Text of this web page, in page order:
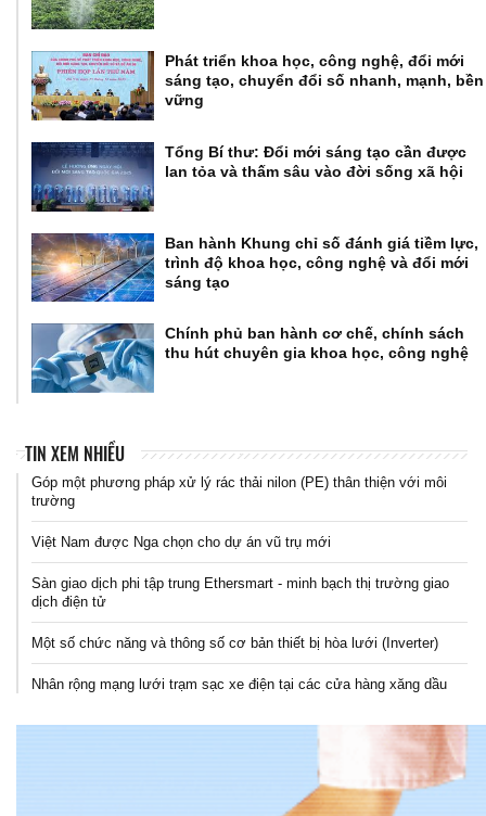
Phát triển khoa học, công nghệ, đổi mới
sáng tạo, chuyển đổi số nhanh, mạnh, bền
vững
Tổng Bí thư: Đổi mới sáng tạo cần được
lan tỏa và thấm sâu vào đời sống xã hội
Ban hành Khung chỉ số đánh giá tiềm lực,
trình độ khoa học, công nghệ và đổi mới
sáng tạo
Chính phủ ban hành cơ chế, chính sách
thu hút chuyên gia khoa học, công nghệ
TIN XEM NHIỀU
Góp một phương pháp xử lý rác thải nilon (PE) thân thiện với môi
trường
Việt Nam được Nga chọn cho dự án vũ trụ mới
Sàn giao dịch phi tập trung Ethersmart - minh bạch thị trường giao
dịch điện tử
Một số chức năng và thông số cơ bản thiết bị hòa lưới (Inverter)
Nhân rộng mạng lưới trạm sạc xe điện tại các cửa hàng xăng dầu